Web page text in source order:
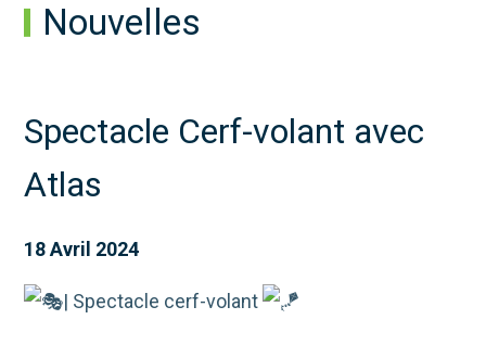
Nouvelles
Spectacle Cerf-volant avec
Atlas
18 Avril 2024
| Spectacle cerf-volant